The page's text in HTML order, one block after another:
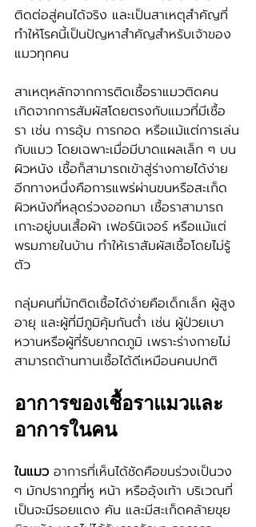
ติดต่อสู่คนได้จริง และเป็นสาเหตุสำคัญที่
ทำให้โรคนี้เป็นปัญหาสำคัญสำหรับเจ้าของ
แมวทุกคน
สาเหตุหลักจากการติดเชื้อราแมวติดคน
เกิดจากการสัมผัสโดยตรงกับแมวที่มีเชื้อ
รา เช่น การอุ้ม การกอด หรือแม้แต่การเล่น
กับแมว โดยเฉพาะเมื่อมีบาดแผลเล็ก ๆ บน
ผิวหนัง เชื้อก็สามารถเข้าสู่ร่างกายได้ง่าย
อีกทางหนึ่งคือการแพร่ผ่านขนหรือสะเก็ด
ผิวหนังที่หลุดร่วงออกมา เชื้อราสามารถ
เกาะอยู่บนเสื้อผ้า เฟอร์นิเจอร์ หรือแม้แต่
พรมภายในบ้าน ทำให้เราสัมผัสเชื้อโดยไม่รู้
ตัว
กลุ่มคนที่มักติดเชื้อได้ง่ายคือเด็กเล็ก ผู้สูง
อายุ และผู้ที่มีภูมิคุ้มกันต่ำ เช่น ผู้ป่วยเบา
หวานหรือผู้ที่รับยากดภูมิ เพราะร่างกายไม่
สามารถต้านทานเชื้อได้ดีเหมือนคนปกติ
อาการของเชื้อราแมวและ
อาการในคน
ในแมว อาการที่เห็นได้ชัดคือขนร่วงเป็นวง
ๆ มักปรากฏที่หู หน้า หรืออุ้งเท้า บริเวณที่
เป็นจะมีรอยแดง คัน และมีสะเก็ดคล้ายขุย